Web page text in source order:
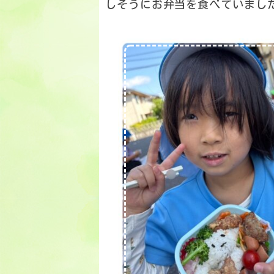
しそうにお弁当を食べていま